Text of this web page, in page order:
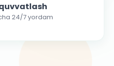
24/7 yordam